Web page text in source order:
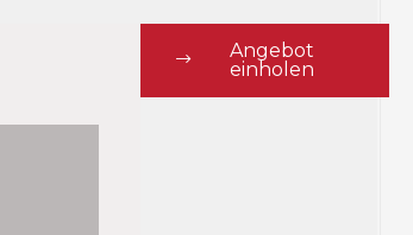
Angebot
einholen